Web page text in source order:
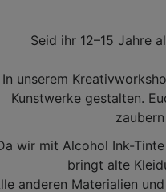
Seid ihr 12–15 Jahre
In unserem
Kunstwerke gestalten.
wir mit Alcohol Ink-
bringt alte
anderen Materialien